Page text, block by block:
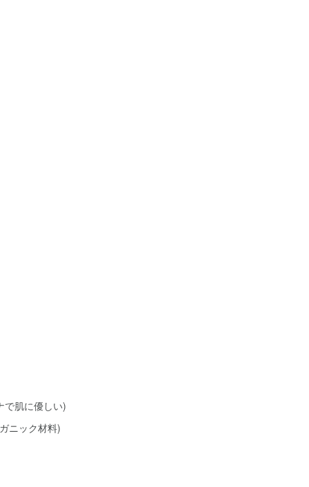
で肌に優しい)
ニック材料)